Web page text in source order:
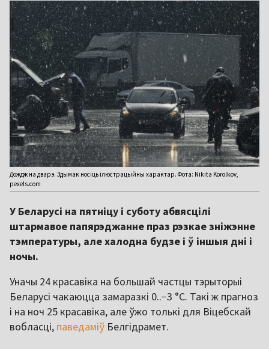
Дождж на дварэ. Здымак носіць ілюстрацыйны характар. Фота: Nikita Korolkov,
pexels.com
У Беларусі на пятніцу і суботу абвясцілі
штармавое папярэджанне праз рэзкае зніжэнне
тэмпературы, але халодна будзе і ў іншыя дні і
ночы.
Уначы 24 красавіка на большай частцы тэрыторыі
Беларусі чакаюцца замаразкі 0..−3 °С. Такі ж прагноз
і на ноч 25 красавіка, але ўжо толькі для Віцебскай
вобласці, паведаміў Белгідрамет.